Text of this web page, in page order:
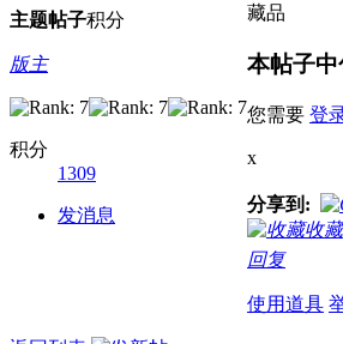
主题帖子积分
版主
积分
1309
发消息
藏品
本帖子
您需要 登
x
分享到:
收藏
回复
使用道具